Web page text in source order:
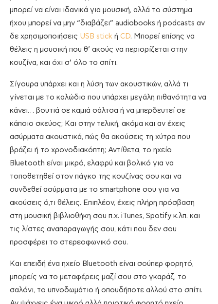
μπορεί να είναι ιδανικά για μουσική, αλλά το σύστημα
ήχου μπορεί να μην “διαβάζει” audiobooks ή podcasts αν
δε χρησιμοποιήσεις USB stick ή CD. Μπορεί επίσης να
θέλεις η μουσική που θ’ ακούς να περιορίζεται στην
κουζίνα, και όχι σ’ όλο το σπίτι.
Σίγουρα υπάρχει και η λύση των ακουστικών, αλλά τι
γίνεται με το καλώδιο που υπάρχει μεγάλη πιθανότητα να
κάνει… βουτιά σε καμιά σάλτσα ή να μπερδευτεί σε
κάποιο σκεύος; Και στην τελική, ακόμα και αν έχεις
ασύρματα ακουστικά, πώς θα ακούσεις τη χύτρα που
βράζει ή το χρονοδιακόπτη; Αντίθετα, το ηχείο
Bluetooth είναι μικρό, ελαφρύ και βολικό για να
τοποθετηθεί στον πάγκο της κουζίνας σου και να
συνδεθεί ασύρματα με το smartphone σου για να
ακούσεις ό,τι θέλεις. Επιπλέον, έχεις πλήρη πρόσβαση
στη μουσική βιβλιοθήκη σου π.χ. iTunes, Spotify κ.λπ. και
τις λίστες αναπαραγωγής σου, κάτι που δεν σου
προσφέρει το στερεοφωνικό σου.
Και επειδή ένα ηχείο Bluetooth είναι σούπερ φορητό,
μπορείς να το μεταφέρεις μαζί σου στο γκαράζ, το
σαλόνι, το υπνοδωμάτιο ή οπουδήποτε αλλού στο σπίτι.